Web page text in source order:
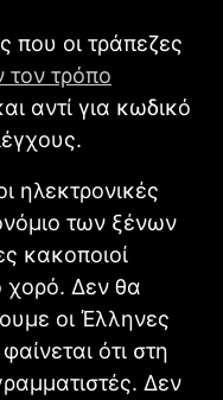
που οι τράπεζες
τρόπο
αντί για κωδικό
ηλεκτρονικές
των ξένων
κακοποιοί
χορό. Δεν θα
οι Έλληνες
ότι στη
Δεν